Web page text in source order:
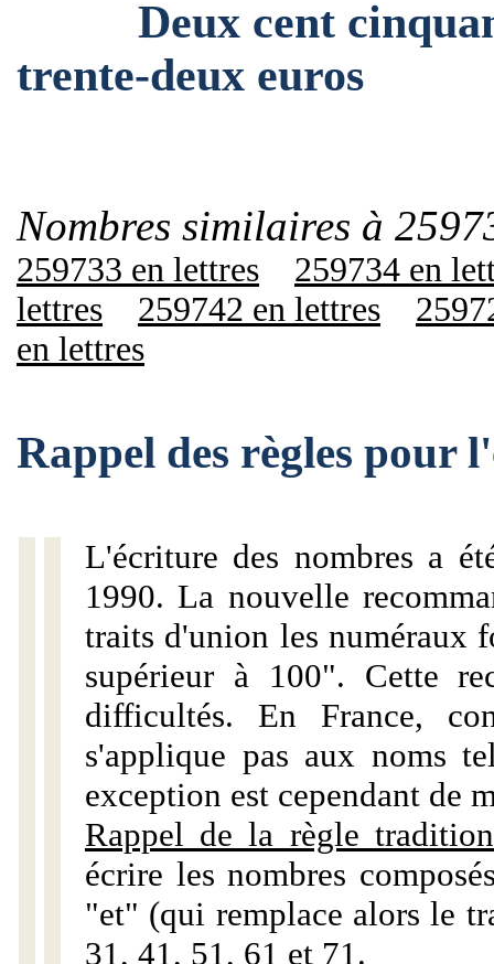
Deux cent
trente-deux euros
Nombres similaires à
259733 en lettres
259734 en
lettres
259742 en lettres
en lettres
Rappel des règles pour
L'écriture des nombres a
1990. La nouvelle
traits d'union les numéraux
supérieur à 100". Cette
difficultés. En France,
s'applique pas aux noms
exception est cependant de
Rappel de la règle
écrire les nombres
"et" (qui remplace alors le
31, 41, 51, 61 et 71.